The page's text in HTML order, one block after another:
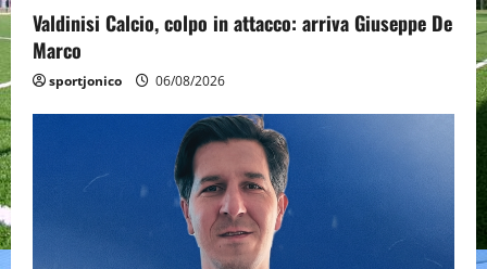
Valdinisi Calcio, colpo in attacco: arriva Giuseppe De
Marco
sportjonico 06/08/2026